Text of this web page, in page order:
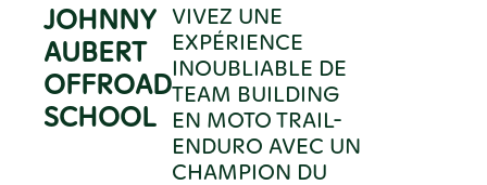
JOHNNY
AUBERT
OFFROAD
SCHOOL
VIVEZ UNE
EXPÉRIENCE
INOUBLIABLE DE
TEAM BUILDING
EN MOTO TRAIL-
ENDURO AVEC UN
CHAMPION DU